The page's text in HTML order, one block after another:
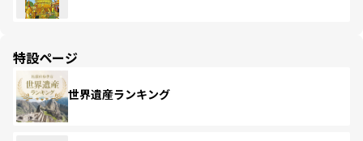
特設ページ
世界遺産ランキング